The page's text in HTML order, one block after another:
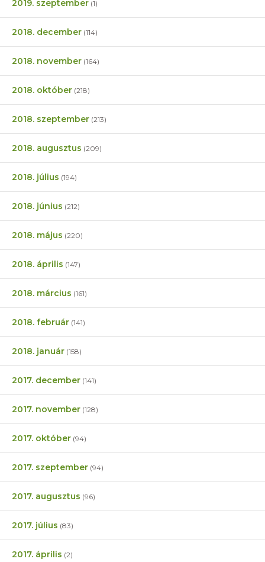
2019. szeptember (1)
2018. december (114)
2018. november (164)
2018. október (218)
2018. szeptember (213)
2018. augusztus (209)
2018. július (194)
2018. június (212)
2018. május (220)
2018. április (147)
2018. március (161)
2018. február (141)
2018. január (158)
2017. december (141)
2017. november (128)
2017. október (94)
2017. szeptember (94)
2017. augusztus (96)
2017. július (83)
2017. április (2)